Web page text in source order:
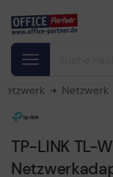
Netzwerk
TP-LINK TL-